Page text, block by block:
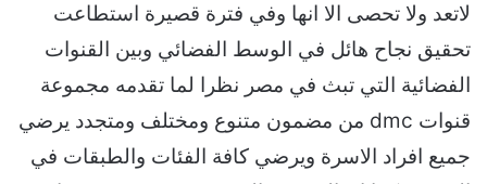
لاتعد ولا تحصى الا انها وفي فترة قصيرة استطاعت
تحقيق نجاح هائل في الوسط الفضائي وبين القنوات
الفضائية التي تبث في مصر نظرا لما تقدمه مجموعة
قنوات dmc من مضمون متنوع ومختلف ومتجدد يرضي
جميع افراد الاسرة ويرضي كافة الفئات والطبقات في